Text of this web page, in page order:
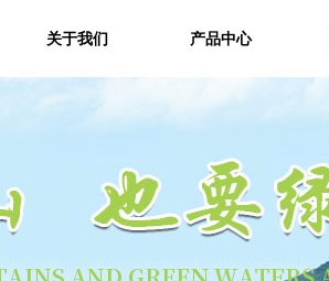
关于我们 产品中心